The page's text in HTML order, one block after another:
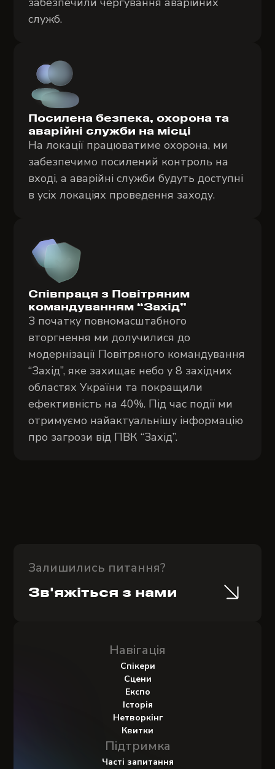
служб.
Посилена безпека, охорона та
аварійні служби на місці
На локації працюватиме охорона, ми
забезпечимо посилений контроль на
вході, а аварійні служби будуть доступні
в усіх локаціях проведення заходу.
Співпраця з Повітряним
командуванням “Захід”
З початку повномасштабного
вторгнення ми долучилися до
модернізації Повітряного командування
“Захід”, яке захищає небо у 8 західних
областях України та покращили
ефективність на 40%. Під час події ми
отримуємо найактуальнішу інформацію
про загрози від ПВК “Захід”.
Навігація
Спікери
Сцени
Експо
Історія
Нетворкінг
Квитки
Підтримка
Часті запитання
Залишились питання?
Зв'яжіться з нами